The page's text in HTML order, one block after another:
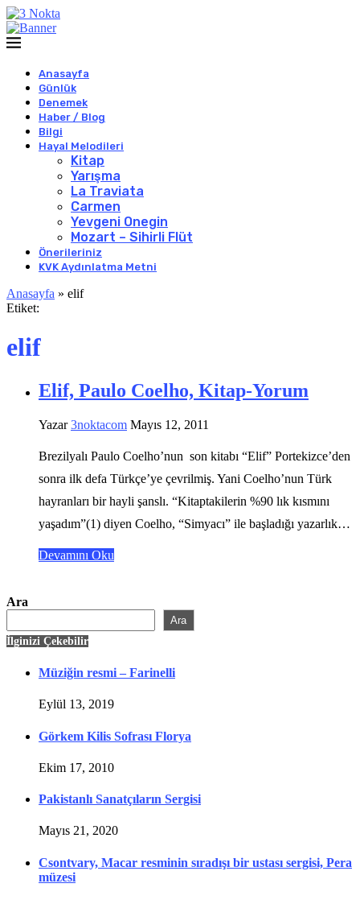
Anasayfa
Günlük
Denemek
Haber / Blog
Bilgi
Hayal Melodileri
Kitap
Yarışma
La Traviata
Carmen
Yevgeni Onegin
Mozart – Sihirli Flüt
Önerileriniz
KVK Aydınlatma Metni
Anasayfa » elif
Etiket:
elif
Elif, Paulo Coelho, Kitap-Yorum
Yazar3noktacom Mayıs 12, 2011
Brezilyalı Paulo Coelho’nun son kitabı “Elif” Portekizce’den
sonra ilk defa Türkçe’ye çevrilmiş. Yani Coelho’nun Türk
hayranları bir hayli şanslı. “Kitaptakilerin %90 lık kısmını
yaşadım”(1) diyen Coelho, “Simyacı” ile başladığı yazarlık…
Devamını Oku
Ara
Ara
İlginizi Çekebilir
Müziğin resmi – Farinelli
Eylül 13, 2019
Görkem Kilis Sofrası Florya
Ekim 17, 2010
Pakistanlı Sanatçıların Sergisi
Mayıs 21, 2020
Csontvary, Macar resminin sıradışı bir ustası sergisi, Pera
müzesi